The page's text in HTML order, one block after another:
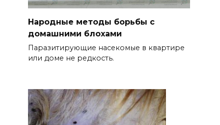
Народные методы борьбы с
домашними блохами
Паразитирующие насекомые в квартире
или доме не редкость.